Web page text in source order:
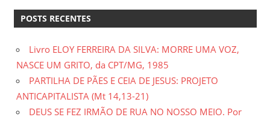
posts
POSTS RECENTES
Livro ELOY FERREIRA DA SILVA: MORRE UMA VOZ,
NASCE UM GRITO, da CPT/MG, 1985
PARTILHA DE PÃES E CEIA DE JESUS: PROJETO
ANTICAPITALISTA (Mt 14,13-21)
DEUS SE FEZ IRMÃO DE RUA NO NOSSO MEIO. Por